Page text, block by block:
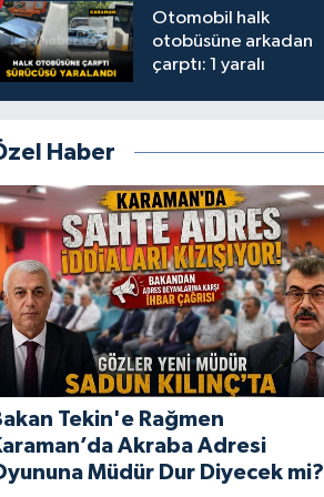
Otomobil halk
otobüsüne arkadan
çarptı: 1 yaralı
Haber
Tekin'e Rağmen
Akraba Adresi
Müdür Dur Diyecek mi?